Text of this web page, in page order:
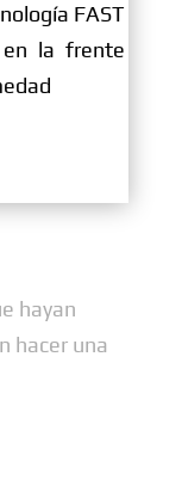
FAST
en la frente
hayan
hacer una